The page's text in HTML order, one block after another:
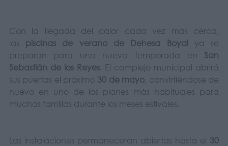
Con la llegada del calor cada vez más cerca,
las piscinas de verano de Dehesa Boyalya se
preparan para una nueva temporada en San
Sebastián de los Reyes. El complejo municipal abrirá
sus puertas el próximo 30 de mayo , convirtiéndose de
nuevo en uno de los planes más habituales para
muchas familias durante los meses estivales.
Las instalaciones permanecerán abiertas hasta el 30